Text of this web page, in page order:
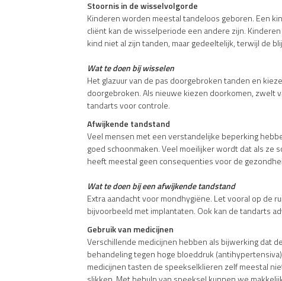
Stoornis in de wisselvolgorde
Kinderen worden meestal tandeloos geboren. Een
cliënt kan de wisselperiode een andere zijn.
kind niet al zijn tanden, maar gedeeltelijk, terwijl de
Wat te doen bij wisselen
Het glazuur van de pas doorgebroken tanden en
doorgebroken. Als nieuwe kiezen doorkomen, zwelt
tandarts voor controle.
Afwijkende tandstand
Veel mensen met een verstandelijke beperking
goed schoonmaken. Veel moeilijker wordt dat als ze
heeft meestal geen consequenties voor de
Wat te doen bij een afwijkende tandstand
Extra aandacht voor mondhygiëne. Let vooral op de
bijvoorbeeld met implantaten. Ook kan de tandarts
Gebruik van medicijnen
Verschillende medicijnen hebben als bijwerking dat
behandeling tegen hoge bloeddruk
medicijnen tasten de speekselklieren zelf meestal